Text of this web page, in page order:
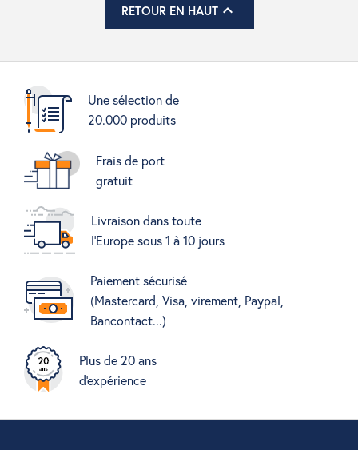
RETOUR EN HAUT
Une sélection de
20.000 produits
Frais de port
gratuit
Livraison dans toute
l'Europe sous 1 à 10 jours
Paiement sécurisé
(Mastercard, Visa, virement, Paypal,
Bancontact...)
Plus de 20 ans
d'expérience